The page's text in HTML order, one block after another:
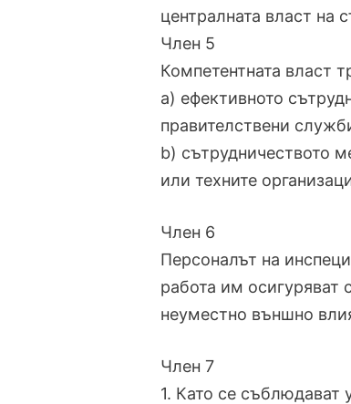
централната власт на
Член 5
Компетентната власт
a) ефективното
правителствени
b) сътрудничеството
или техните
Член 6
Персоналът на
работа им осигуряват
неуместно външно
Член 7
1. Като се съблюдават